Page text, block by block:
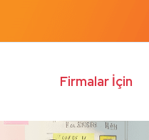
Firmalar İçin